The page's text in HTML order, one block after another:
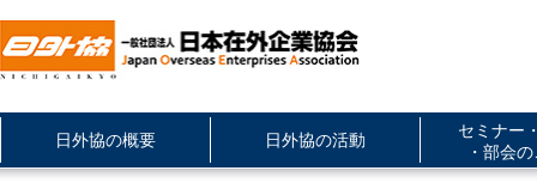
日外協の概要 日外協の活動
セミナー
・部会